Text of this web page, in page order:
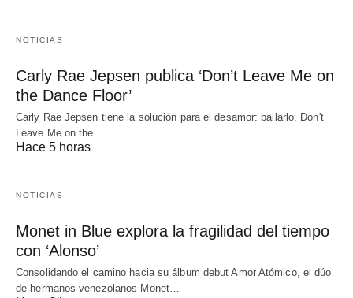
NOTICIAS
Carly Rae Jepsen publica ‘Don’t Leave Me on
the Dance Floor’
Carly Rae Jepsen tiene la solución para el desamor: bailarlo. Don't
Leave Me on the…
Hace 5 horas
NOTICIAS
Monet in Blue explora la fragilidad del tiempo
con ‘Alonso’
Consolidando el camino hacia su álbum debut Amor Atómico, el dúo
de hermanos venezolanos Monet…